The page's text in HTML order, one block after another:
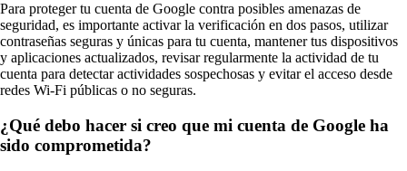
Para proteger tu cuenta de Google contra posibles amenazas de
seguridad, es importante activar la verificación en dos pasos, utilizar
contraseñas seguras y únicas para tu cuenta, mantener tus dispositivos
y aplicaciones actualizados, revisar regularmente la actividad de tu
cuenta para detectar actividades sospechosas y evitar el acceso desde
redes Wi-Fi públicas o no seguras.
¿Qué debo hacer si creo que mi cuenta de Google ha
sido comprometida?